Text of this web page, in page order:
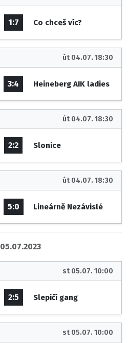
1:7 Co chceš víc?
út 04.07. 18:30
3:4 Heineberg AIK ladies
út 04.07. 18:30
2:2 Slonice
út 04.07. 18:30
5:0 Lineárně Nezávislé
05.07.2023
st 05.07. 10:00
2:5 Slepičí gang
st 05.07. 10:00